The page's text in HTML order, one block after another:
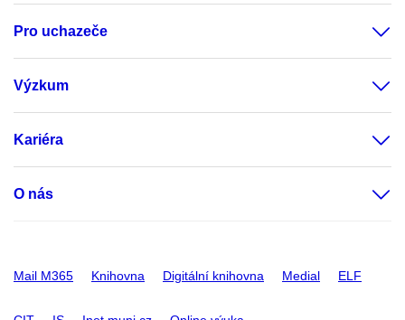
Pro uchazeče
Výzkum
Kariéra
O nás
Mail M365 Knihovna Digitální knihovna Medial ELF